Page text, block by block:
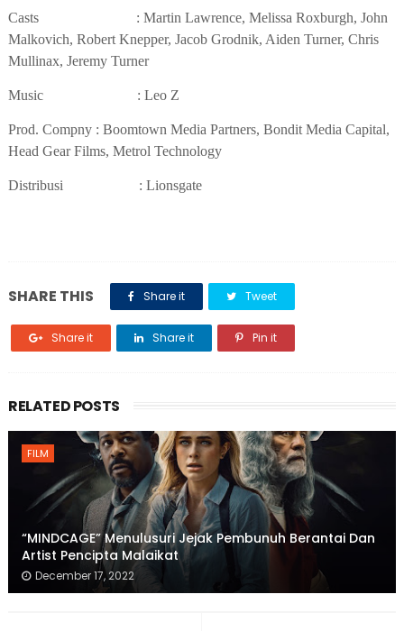
Casts : Martin Lawrence, Melissa Roxburgh, John
Malkovich, Robert Knepper, Jacob Grodnik, Aiden Turner, Chris
Mullinax, Jeremy Turner
Music : Leo Z
Prod. Compny: Boomtown Media Partners, Bondit Media Capital,
Head Gear Films, Metrol Technology
Distribusi : Lionsgate
SHARE THIS Share it Tweet
Share it Share it Pin it
RELATED POSTS
FILM
“MINDCAGE” Menulusuri Jejak Pembunuh Berantai Dan
Artist Pencipta Malaikat
December 17, 2022